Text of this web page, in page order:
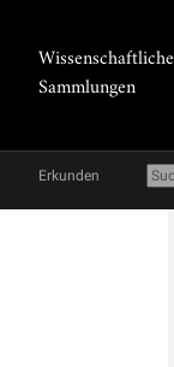
Wissenschaftliche
Sammlungen
Erkunden